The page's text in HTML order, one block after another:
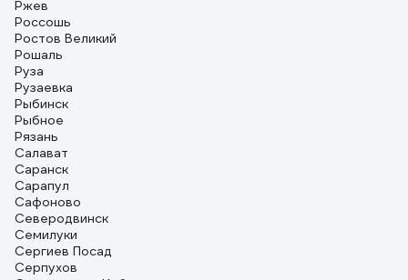
Ржев
Россошь
Ростов Великий
Рошаль
Руза
Рузаевка
Рыбинск
Рыбное
Рязань
Салават
Саранск
Сарапул
Сафоново
Северодвинск
Семилуки
Сергиев Посад
Серпухов